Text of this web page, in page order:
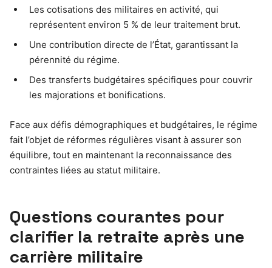
Les cotisations des militaires en activité, qui
représentent environ 5 % de leur traitement brut.
Une contribution directe de l’État, garantissant la
pérennité du régime.
Des transferts budgétaires spécifiques pour couvrir
les majorations et bonifications.
Face aux défis démographiques et budgétaires, le régime
fait l’objet de réformes régulières visant à assurer son
équilibre, tout en maintenant la reconnaissance des
contraintes liées au statut militaire.
Questions courantes pour
clarifier la retraite après une
carrière militaire